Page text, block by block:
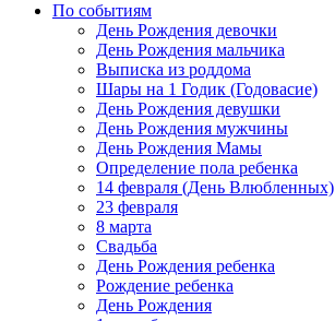
По событиям
День Рождения девочки
День Рождения мальчика
Выписка из роддома
Шары на 1 Годик (Годовасие)
День Рождения девушки
День Рождения мужчины
День Рождения Мамы
Определение пола ребенка
14 февраля (День Влюбленных)
23 февраля
8 марта
Свадьба
День Рождения ребенка
Рождение ребенка
День Рождения